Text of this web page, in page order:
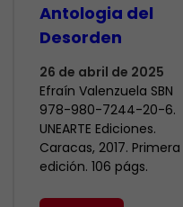
Antologia del
Desorden
26 de abril de 2025
Efraín Valenzuela SBN
978-980-7244-20-6.
UNEARTE Ediciones.
Caracas, 2017. Primera
edición. 106 págs.